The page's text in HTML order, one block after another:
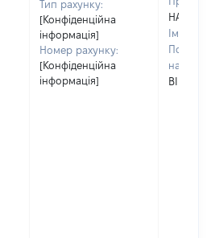
Тип рахунку:
[Конфіденційна
інформація]
Номер рахунку:
[Конфіденційна
інформація]
Ім'я:
По